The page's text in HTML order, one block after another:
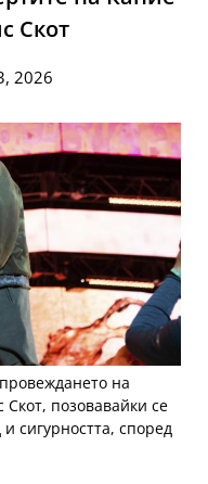
Скот
2026
на
позовавайки се
сигурността, според